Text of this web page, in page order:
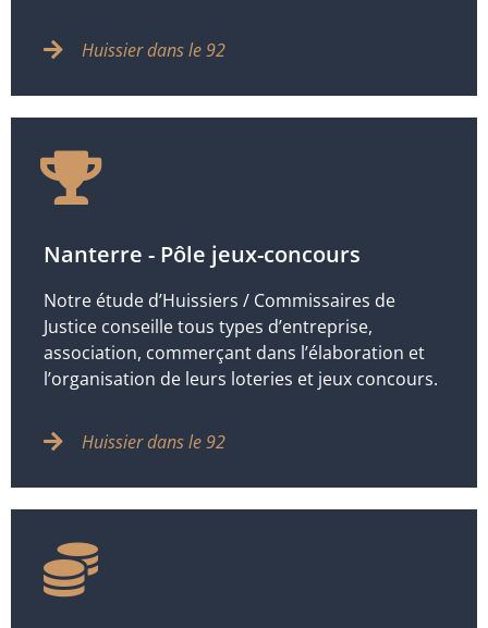
Huissier dans le 92
Nanterre - Pôle jeux-concours
Notre étude d’Huissiers / Commissaires de
Justice conseille tous types d’entreprise,
association, commerçant dans l’élaboration et
l’organisation de leurs loteries et jeux concours.
Huissier dans le 92